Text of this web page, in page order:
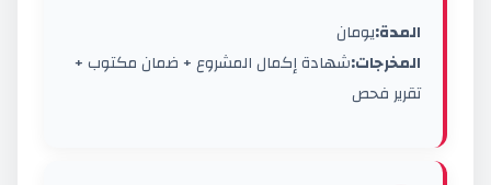
المدة:يومان
المخرجات:شهادة إكمال المشروع + ضمان مكتوب +
تقرير فحص